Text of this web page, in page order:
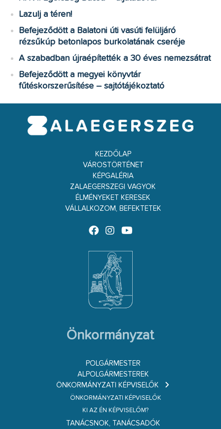
Lazulj a téren!
Befejeződött a Balatoni úti vasúti felüljáró
rézsűkúp betonlapos burkolatának cseréje
A szabadban újraépítették a 30 éves nemezsátrat
Befejeződött a megyei könyvtár
fűtéskorszerűsítése – sajtótájékoztató
KEZDŐLAP
VÁROSTÖRTÉNET
KÉPGALÉRIA
ZALAEGERSZEGI VAGYOK
ÉLMÉNYEKET KERESEK
VÁLLALKOZOM, BEFEKTETEK
Önkormányzat
POLGÁRMESTER
ALPOLGÁRMESTEREK
ÖNKORMÁNYZATI KÉPVISELŐK
ÖNKORMÁNYZATI KÉPVISELŐK
KI AZ ÉN KÉPVISELŐM?
TANÁCSNOK, TANÁCSADÓK